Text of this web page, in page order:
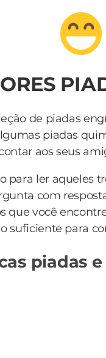
de piadas
piadas
aos seus
para ler aqueles
com
que você
suficiente para
piadas